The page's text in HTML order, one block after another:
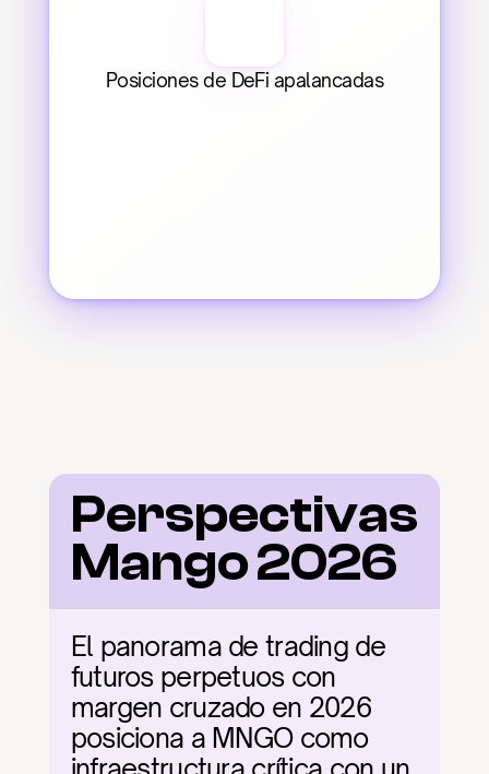
Posiciones de DeFi apalancadas
Perspectivas
Mango 2026
El panorama de trading de
futuros perpetuos con
margen cruzado en 2026
posiciona a MNGO como